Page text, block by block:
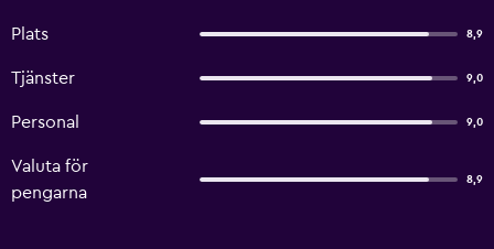
Plats 8,9
Tjänster 9,0
Personal 9,0
Valuta för
pengarna
8,9